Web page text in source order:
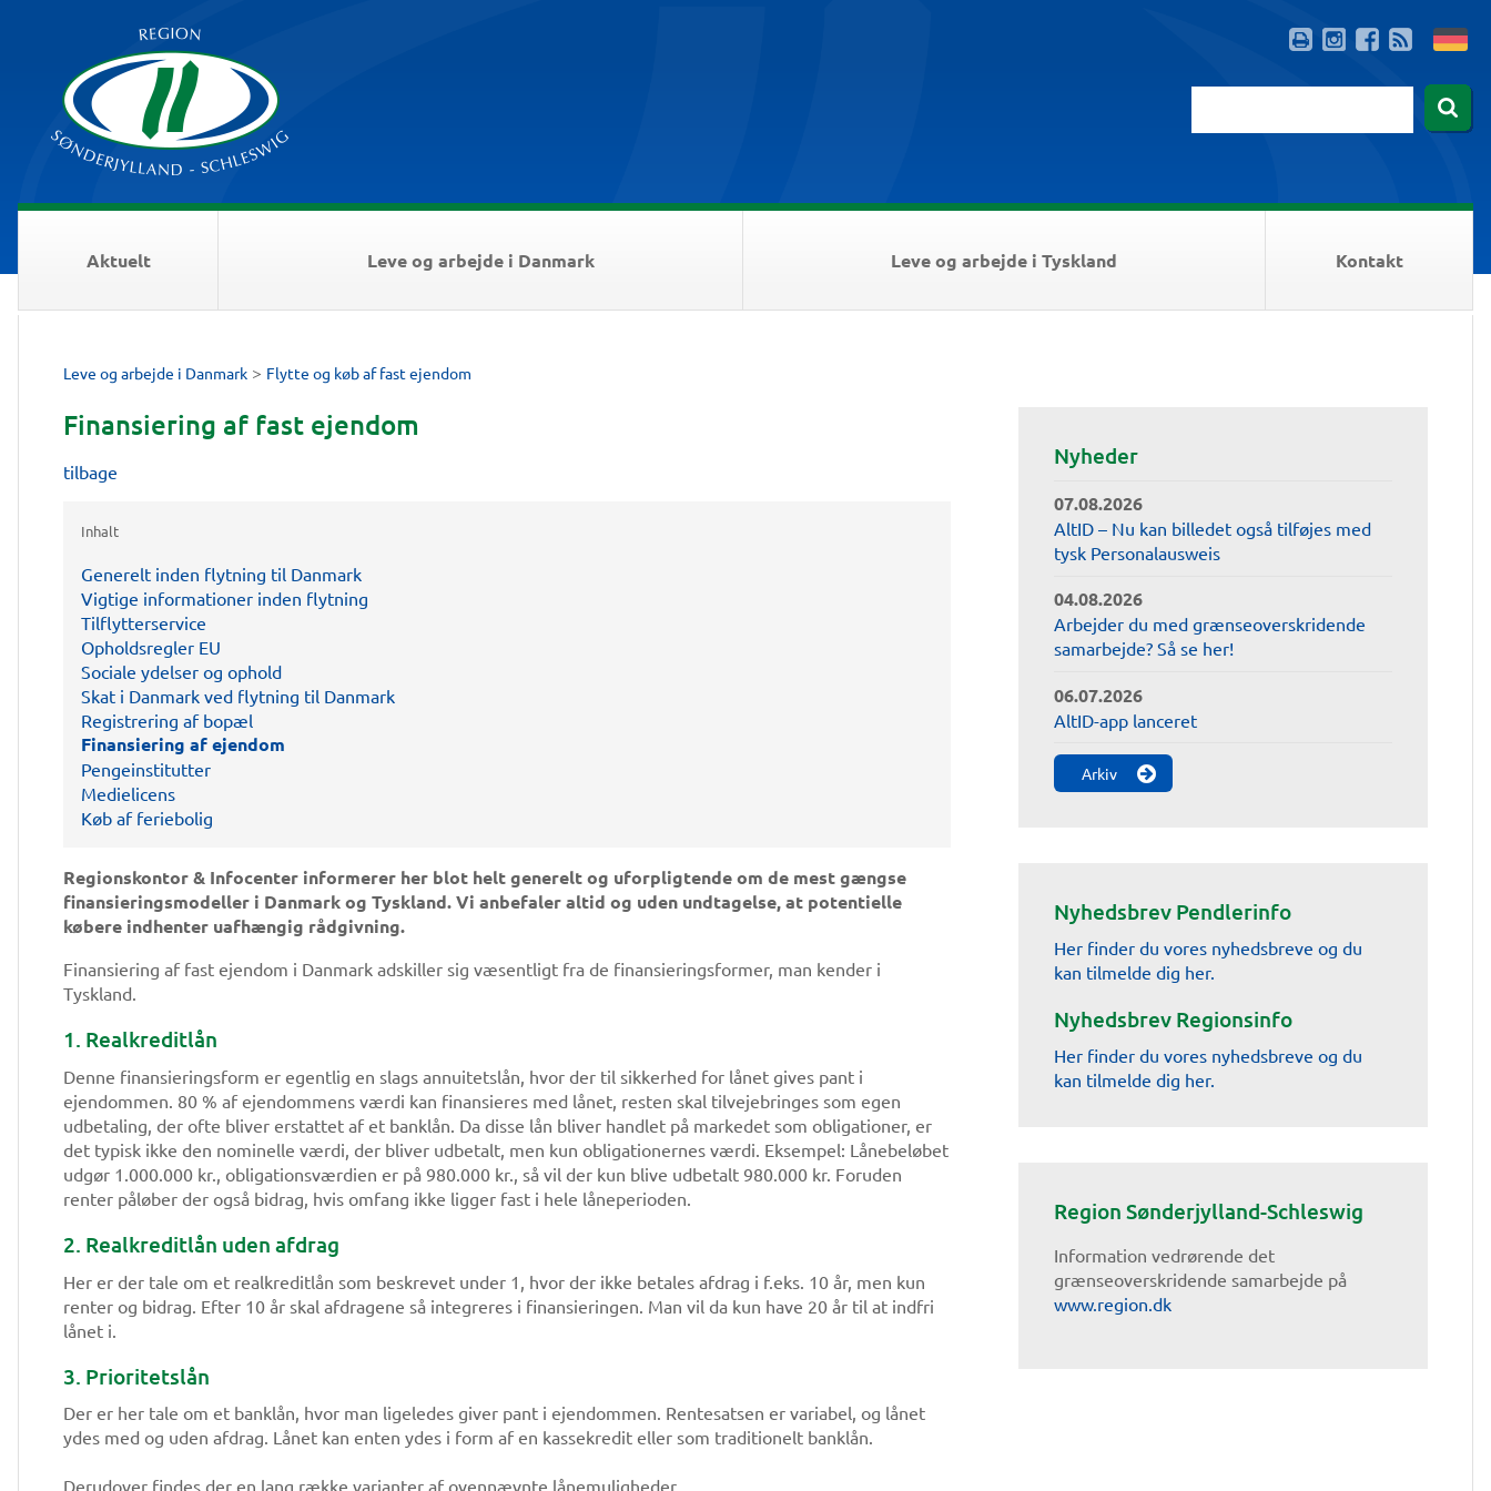
Aktuelt Leve og arbejde i Danmark Leve og arbejde i Tyskland Kontakt
Leve og arbejde i Danmark > Flytte og køb af fast ejendom
Finansiering af fast ejendom
tilbage
Inhalt
Generelt inden flytning til Danmark
Vigtige informationer inden flytning
Tilflytterservice
Opholdsregler EU
Sociale ydelser og ophold
Skat i Danmark ved flytning til Danmark
Registrering af bopæl
Finansiering af ejendom
Pengeinstitutter
Medielicens
Køb af feriebolig
Regionskontor & Infocenter informerer her blot helt generelt og uforpligtende om de mest gængse
finansieringsmodeller i Danmark og Tyskland. Vi anbefaler altid og uden undtagelse, at potentielle
købere indhenter uafhængig rådgivning.
Finansiering af fast ejendom i Danmark adskiller sig væsentligt fra de finansieringsformer, man kender i
Tyskland.
1. Realkreditlån
Denne finansieringsform er egentlig en slags annuitetslån, hvor der til sikkerhed for lånet gives pant i
ejendommen. 80 % af ejendommens værdi kan finansieres med lånet, resten skal tilvejebringes som egen
udbetaling, der ofte bliver erstattet af et banklån. Da disse lån bliver handlet på markedet som obligationer, er
det typisk ikke den nominelle værdi, der bliver udbetalt, men kun obligationernes værdi. Eksempel: Lånebeløbet
udgør 1.000.000 kr., obligationsværdien er på 980.000 kr., så vil der kun blive udbetalt 980.000 kr. Foruden
renter påløber der også bidrag, hvis omfang ikke ligger fast i hele låneperioden.
2. Realkreditlån uden afdrag
Her er der tale om et realkreditlån som beskrevet under 1, hvor der ikke betales afdrag i f.eks. 10 år, men kun
renter og bidrag. Efter 10 år skal afdragene så integreres i finansieringen. Man vil da kun have 20 år til at indfri
lånet i.
3. Prioritetslån
Der er her tale om et banklån, hvor man ligeledes giver pant i ejendommen. Rentesatsen er variabel, og lånet
ydes med og uden afdrag. Lånet kan enten ydes i form af en kassekredit eller som traditionelt banklån.
Derudover findes der en lang række varianter af ovennævnte lånemuligheder.
Nyheder
07.08.2026
AltID – Nu kan billedet også tilføjes med
tysk Personalausweis
04.08.2026
Arbejder du med grænseoverskridende
samarbejde? Så se her!
06.07.2026
AltID-app lanceret
Arkiv
Nyhedsbrev Pendlerinfo
Her finder du vores nyhedsbreve og du
kan tilmelde dig her.
Nyhedsbrev Regionsinfo
Her finder du vores nyhedsbreve og du
kan tilmelde dig her.
Region Sønderjylland-Schleswig
Information vedrørende det
grænseoverskridende samarbejde på
www.region.dk